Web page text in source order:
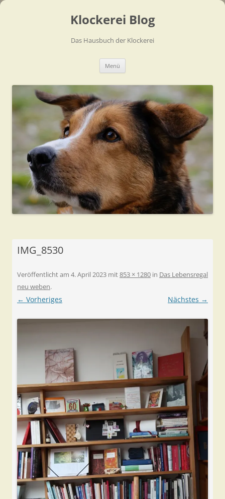
Klockerei Blog
Das Hausbuch der Klockerei
Menü
IMG_8530
Veröffentlicht am 4. April 2023 mit853 × 1280 in Das Lebensregal
neu weben.
← Vorheriges Nächstes →